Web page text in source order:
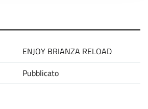
ENJOY BRIANZA RELOAD
Pubblicato